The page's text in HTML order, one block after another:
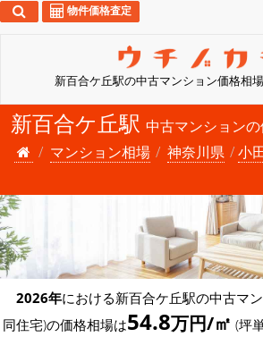
新百合ケ丘駅の中古マンション価格相
物件価格査定
新百合ケ丘駅 中古マンション
マンション相場
神奈川県 小
2026年における新百合ケ丘駅の中古マ
同住宅)の価格相場は54.8万円/㎡ (坪